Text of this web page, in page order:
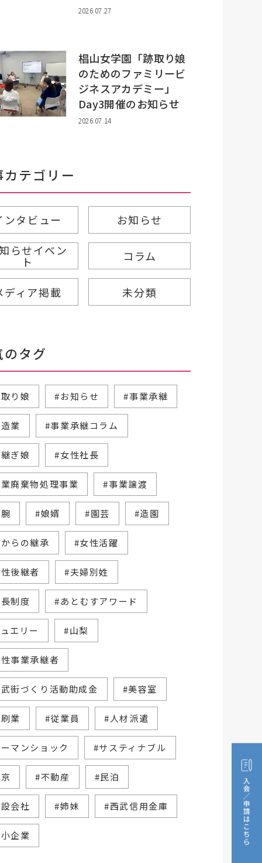
2026.07.27
椙山女学園「跡取り娘
のためのファミリービ
ジネスアカデミー」
Day3開催のお知らせ
2026.07.14
カテゴリー
ンタビュー
お知らせ
らせイベン
ト コラム
ディア掲載 未分類
のタグ
り娘 #お知らせ #事業承継
業 #事業承継コラム
ぎ娘 #女性社長
廃棄物処理事業 #事業譲渡
#娘婿 #園芸 #造園
らの継承 #女性活躍
後継者 #夫婦別姓
制度 #あとむすアワード
エリー #山梨
事業承継者
街づくり活動助成金 #美容室
業 #従業員 #人材派遣
マンショック #サスティナブル
#不動産 #民泊
会社 #姉妹 #西武信用金庫
企業